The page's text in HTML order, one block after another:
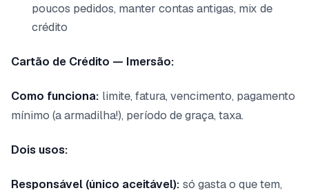
poucos pedidos, manter contas antigas, mix de
crédito
Cartão de Crédito — Imersão:
Como funciona: limite, fatura, vencimento, pagamento
mínimo (a armadilha!), período de graça, taxa.
Dois usos:
Responsável (único aceitável): só gasta o que tem,